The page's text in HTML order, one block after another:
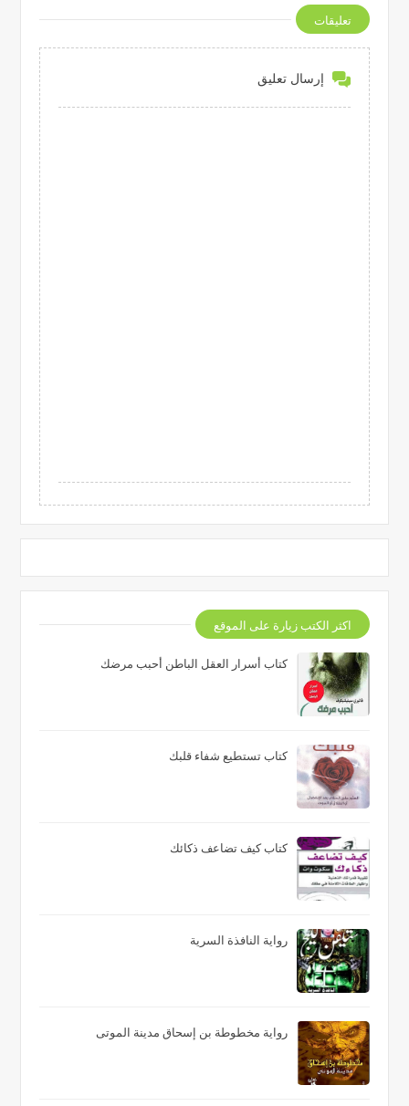
تعليقات
إرسال تعليق
اكثر الكتب زيارة على الموقع
كتاب أسرار العقل الباطن أحبب مرضك
كتاب تستطيع شفاء قلبك
كتاب كيف تضاعف ذكائك
رواية النافذة السرية
رواية مخطوطة بن إسحاق مدينة الموتى